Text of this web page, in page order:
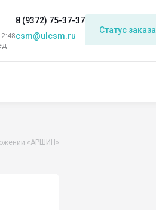
8 (9372) 75-37-37
csm@ulcsm.ru
Статус заказа
«АРШИН»